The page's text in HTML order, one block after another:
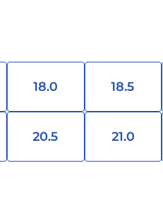
18.0 18.5
20.5 21.0